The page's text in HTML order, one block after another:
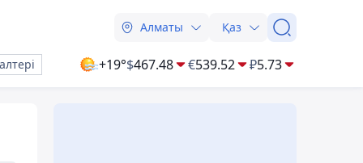
Алматы Қаз
+19°$467.48 €539.52 ₽5.73